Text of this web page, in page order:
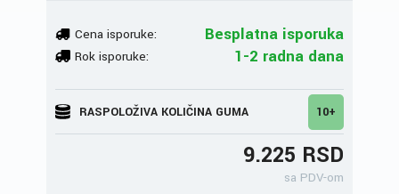
Cena isporuke: Besplatna isporuka
Rok isporuke: 1-2 radna dana
RASPOLOŽIVA KOLIČINA GUMA 10+
9.225 RSD
sa PDV-om